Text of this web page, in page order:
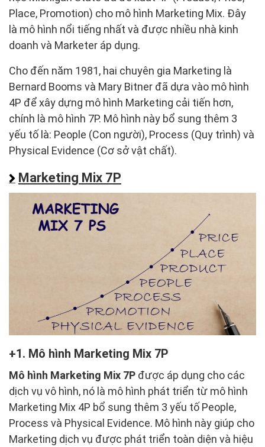
Place, Promotion) cho mô hình Marketing Mix. Đây
là mô hình nổi tiếng nhất và được nhiều nhà kinh
doanh và Marketer áp dụng.
Cho đến năm 1981, hai chuyên gia Marketing là
Bernard Booms và Mary Bitner đã dựa vào mô hình
4P để xây dựng mô hình Marketing cải tiến hơn,
chính là mô hình 7P. Mô hình này bổ sung thêm 3
yếu tố là: People (Con người), Process (Quy trình) và
Physical Evidence (Cơ sở vật chất).
Marketing Mix 7P
1. Mô hình Marketing Mix 7P
Mô hình Marketing Mix 7P được áp dụng cho các
dịch vụ vô hình, nó là mô hình phát triển từ mô hình
Marketing Mix 4P bổ sung thêm 3 yếu tố People,
Process và Physical Evidence. Mô hình này giúp cho
Marketing dịch vụ được phát triển toàn diện và hiệu